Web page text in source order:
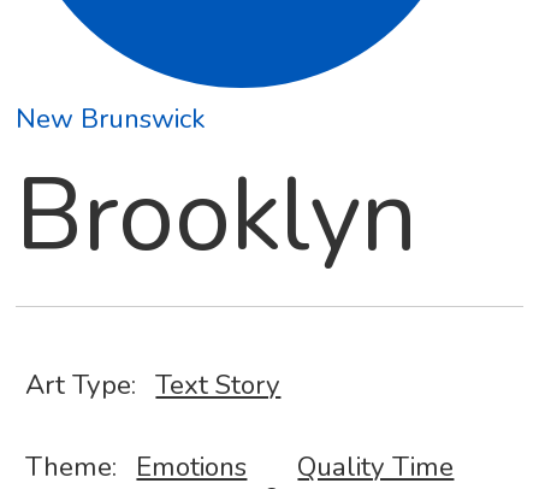
New Brunswick
Brooklyn
Art Type: Text Story
Theme: Emotions Quality Time